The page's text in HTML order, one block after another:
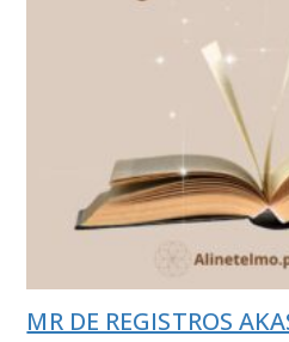
MR DE REGISTROS